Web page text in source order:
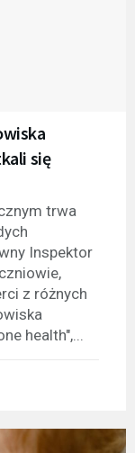
się
trwa
Inspektor
z różnych
health",...